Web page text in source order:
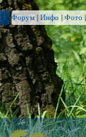
Форум | Инфо | Фото |